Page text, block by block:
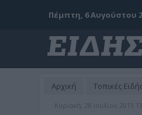
Πέμπτη, 6 Αυγούστου
Αρχική Τοπικές
Κυριακή, 28 Ιουλίου 2013